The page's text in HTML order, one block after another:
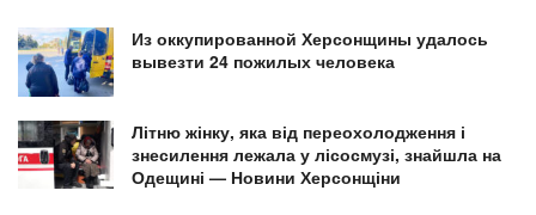
Из оккупированной Херсонщины удалось
вывезти 24 пожилых человека
Літню жінку, яка від переохолодження і
знесилення лежала у лісосмузі, знайшла на
Одещині — Новини Херсонщіни